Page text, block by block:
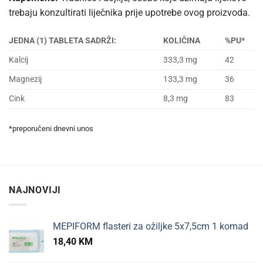
trebaju konzultirati liječnika prije upotrebe ovog proizvoda.
JEDNA (1) TABLETA SADRŽI: KOLIČINA
%PU*
Kalcij
333,3 mg
42
Magnezij
133,3 mg
36
Cink
8,3 mg 83
*preporučeni dnevni unos
NAJNOVIJI
MEPIFORM flasteri za ožiljke 5x7,5cm 1 komad
18,40 KM